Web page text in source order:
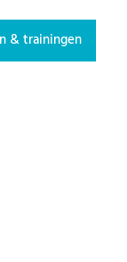
& trainingen